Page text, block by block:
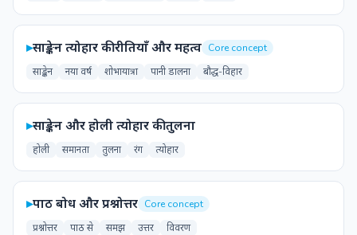
▸साङ्केन त्योहार की रीतियाँ और महत्व Core concept
साङ्केन
नया वर्ष शोभायात्रा पानी डालना बौद्ध-विहार
▸साङ्केन और होली त्योहार की तुलना
होली समानता तुलना रंग त्योहार
▸पाठ बोध और प्रश्नोत्तर Core concept
प्रश्नोत्तर
पाठ से समझ उत्तर विवरण